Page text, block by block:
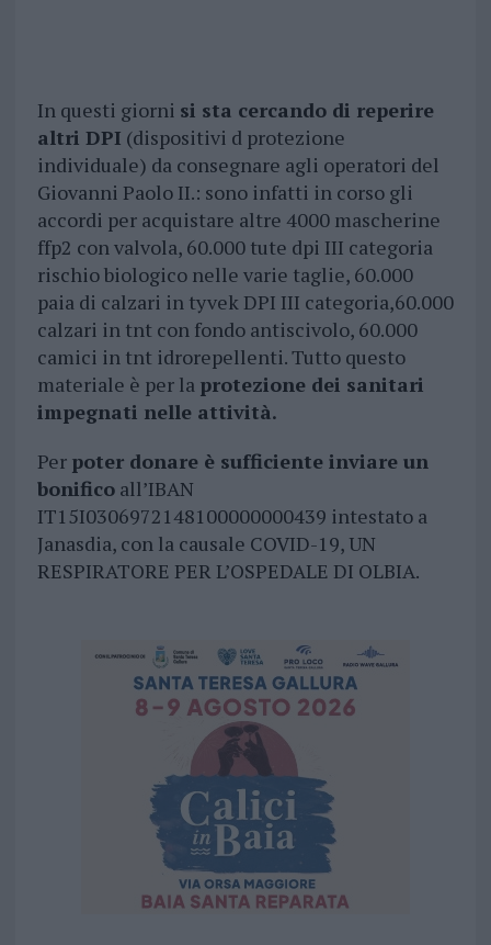
In questi giorni si sta cercando di reperire
altri DPI (dispositivi d protezione
individuale) da consegnare agli operatori del
Giovanni Paolo II.: sono infatti in corso gli
accordi per acquistare altre 4000 mascherine
ffp2 con valvola, 60.000 tute dpi III categoria
rischio biologico nelle varie taglie, 60.000
paia di calzari in tyvek DPI III categoria,60.000
calzari in tnt con fondo antiscivolo, 60.000
camici in tnt idrorepellenti. Tutto questo
materiale è per la protezione dei sanitari
impegnati nelle attività.
Per poter donare è sufficiente inviare un
bonificoall’IBAN
IT15I0306972148100000000439 intestato a
Janasdia, con la causale COVID-19, UN
RESPIRATORE PER L’OSPEDALE DI OLBIA.